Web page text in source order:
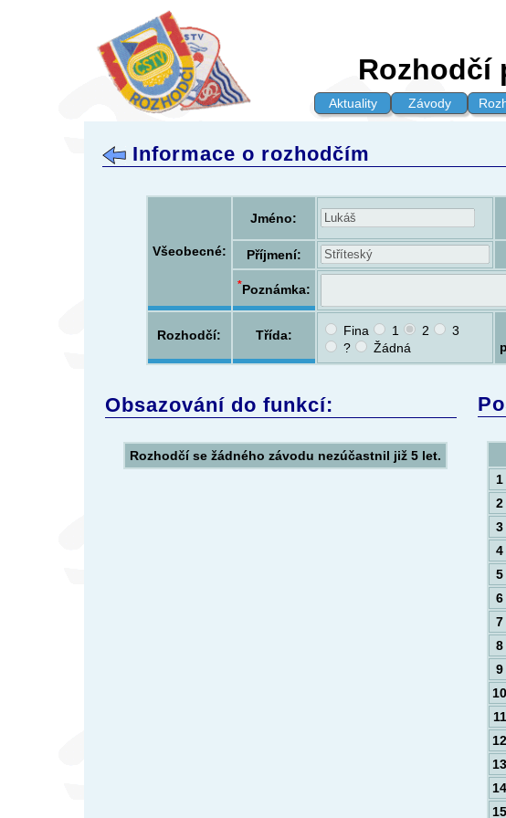
Rozhodčí
Aktuality Závody
Informace o rozhodčím
Všeobecné:
Jméno:
Příjmení:
*Poznámka:
Rozhodčí: Třída: Fina 1 2
3
?
Žádná
Obsazování do funkcí:
Rozhodčí se žádného závodu nezúčastnil již 5 let.
1
2
3
4
5
6
7
8
9
10
11
12
13
14
15